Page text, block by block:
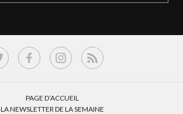
PAGE D’ACCUEIL
LA NEWSLETTER DE LA SEMAINE